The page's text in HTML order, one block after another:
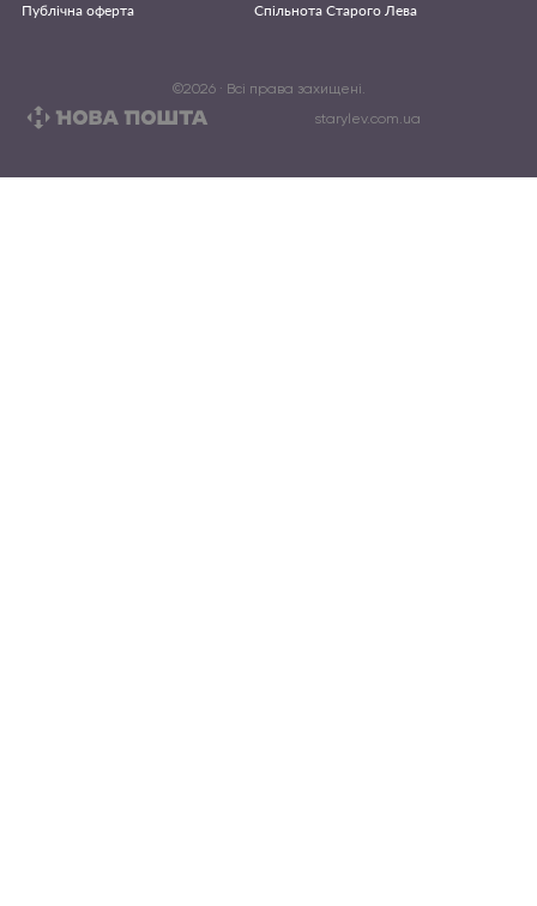
Публічна оферта
Спільнота Старого Лева
©2026· Всі права захищені.
starylev.com.ua